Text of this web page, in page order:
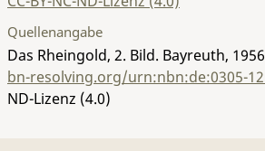
Quellenangabe
Das Rheingold, 2. Bild. Bayreuth,
bn-resolving.org/urn:nbn:de:0305-
ND-Lizenz (4.0)